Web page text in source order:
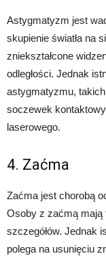
Astygmatyzm jest
skupienie światła na
zniekształcone
odległości. Jednak
astygmatyzmu,
soczewek
laserowego.
4. Zaćma
Zaćma jest chorobą
Osoby z zaćmą mają
szczegółów. Jednak
polega na usunięciu